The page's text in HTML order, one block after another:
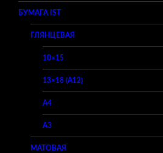
БУМАГА IST
ГЛЯНЦЕВАЯ
10×15
13×18 (A12)
A4
A3
МАТОВАЯ